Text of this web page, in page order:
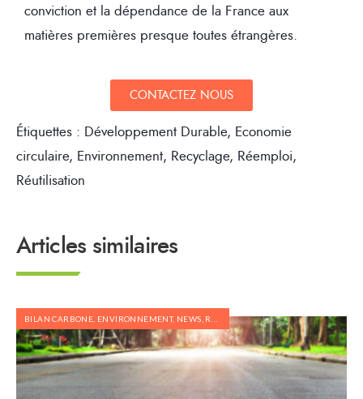
conviction et la dépendance de la France aux
matières premières presque toutes étrangères.
CONTACTEZ NOUS
Étiquettes : Développement Durable, Economie
circulaire, Environnement, Recyclage, Réemploi,
Réutilisation
Articles similaires
BILAN CARBONE ENVIRONNEMENT, NEWS RÉGLEMENTATION